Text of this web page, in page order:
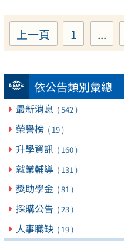
依公告類別彙總
最新消息 ( 542 )
榮譽榜 ( 19 )
升學資訊 ( 160 )
就業輔導 ( 131 )
獎助學金 ( 81 )
採購公告 ( 23 )
人事職缺 ( 19 )
上一頁 Page
1 ...